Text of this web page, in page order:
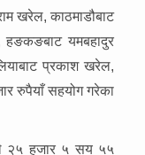
खरेल, काठमाडौबाट
हङकङबाट यमबहादुर
प्रकाश खरेल,
रुपैयाँ सहयोग गरेका
२५ हजार ५ सय ५५